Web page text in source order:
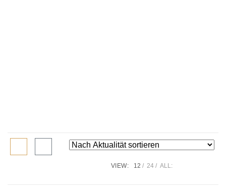
VIEW: 12 24 ALL: